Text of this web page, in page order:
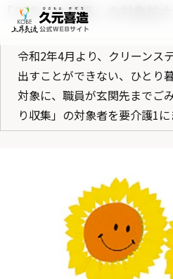
「ひまわり収集」の対象拡大
令和2年4月より、クリーンス
出すことができない、ひとり
対象に、職員が玄関先までご
り収集」の対象者を要介護1に